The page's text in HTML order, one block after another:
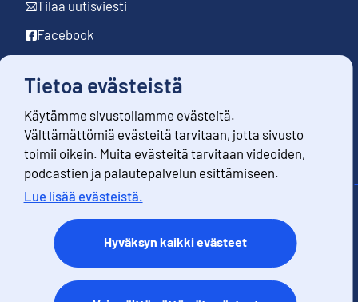
Tietoa evästeistä
Käytämme sivustollamme evästeitä.
Välttämättömiä evästeitä tarvitaan, jotta sivusto
toimii oikein. Muita evästeitä tarvitaan videoiden,
podcastien ja palautepalvelun esittämiseen.
Lue lisää evästeistä.
Hyväksyn kaikki evästeet
Tilaa uutisviesti
Facebook
YouTube
Instagram
Palaute
Käyttöehdot
Tietosuoja
Saavutettavuus